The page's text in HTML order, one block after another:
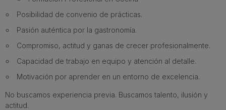
Posibilidad de convenio de prácticas.
Pasión auténtica por la gastronomía.
Compromiso, actitud y ganas de crecer profesionalmente.
Capacidad de trabajo en equipo y atención al detalle.
Motivación por aprender en un entorno de excelencia.
No buscamos experiencia previa. Buscamos talento, ilusión y
actitud.